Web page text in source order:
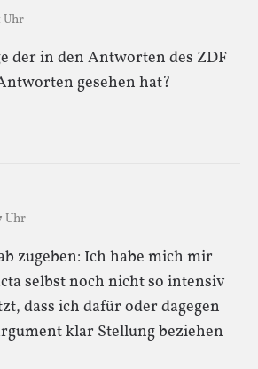
Uhr
der in den Antworten des ZDF
gesehen hat?
Uhr
zugeben: Ich habe mich mir
selbst noch nicht so intensiv
dass ich dafür oder dagegen
klar Stellung beziehen